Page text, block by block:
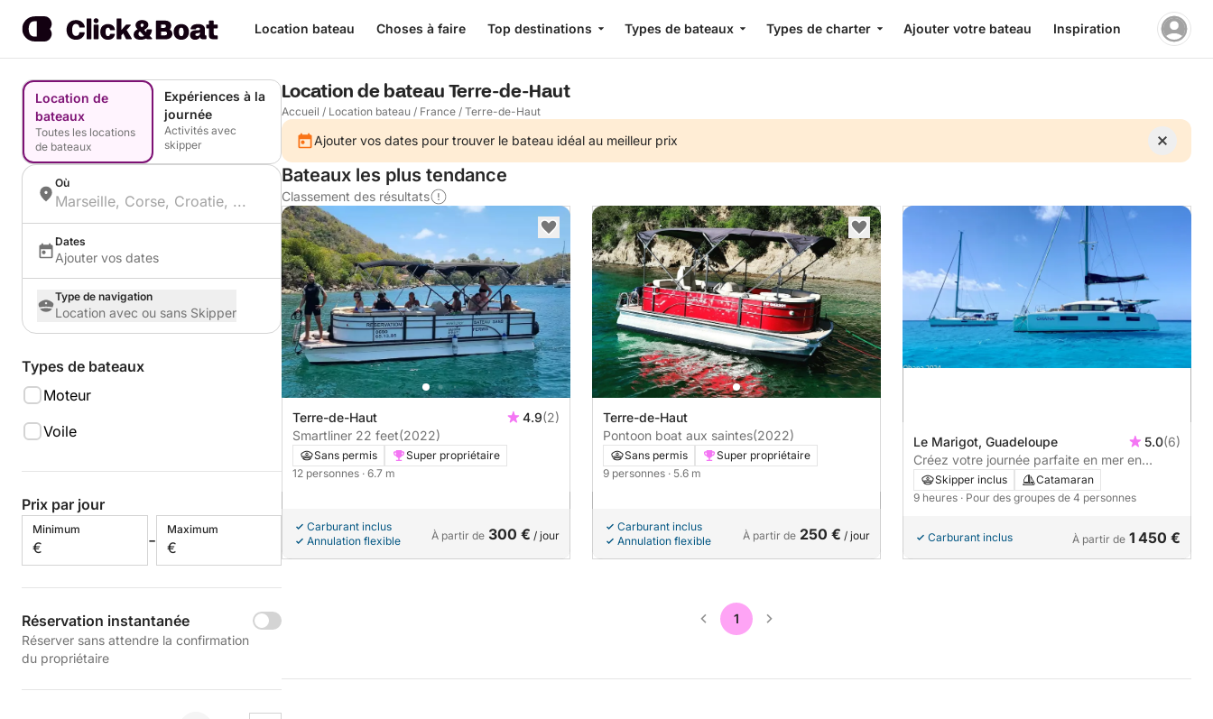
Location bateau Choses à faire Top destinations Types de bateaux Types de charter Ajouter votre bateau Inspiration
Location de
bateaux
Toutes les locations
de bateaux
Expériences à la
journée
Activités avec
skipper
Où
Dates
Ajouter vos dates
Type de navigation
Location avec ou sans Skipper
Types de bateaux
Moteur
Voile
Prix par jour
Minimum
€ -
Maximum
€
Réservation instantanée
Réserver sans attendre la confirmation
du propriétaire
Location de bateau Terre-de-Haut
Accueil / Location bateau / France / Terre-de-Haut
Ajouter vos dates pour trouver le bateau idéal au meilleur prix
Bateaux les plus tendance
Classement des résultats
Terre-de-Haut 4.9(2)
Smartliner 22 feet(2022)
Sans permis
Super propriétaire
12 personnes · 6.7 m
Carburant inclus
Annulation flexible
À partir de 300 € / jour
Terre-de-Haut
Pontoon boat aux saintes(2022)
Sans permis
Super propriétaire
9 personnes · 5.6 m
Carburant inclus
Annulation flexible
À partir de 250 € / jour
Le Marigot, Guadeloupe 5.0(6)
Créez votre journée parfaite en mer en
Guadeloupe
Skipper inclus
Catamaran
9 heures · Pour des groupes de 4 personnes
Carburant inclus À partir de 1 450 €
1